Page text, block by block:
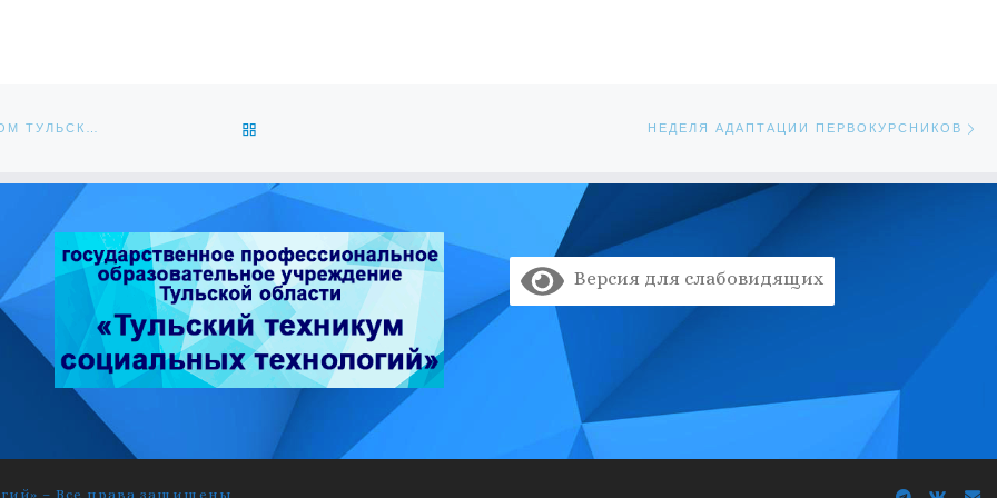
НЕДЕЛЯ АДАПТАЦИИ ПЕРВОКУРСНИКОВ
Версия для слабовидящих
– Все права защищены